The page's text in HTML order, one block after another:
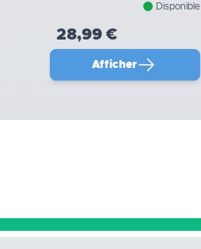
Disponible
28,99 €
Afficher